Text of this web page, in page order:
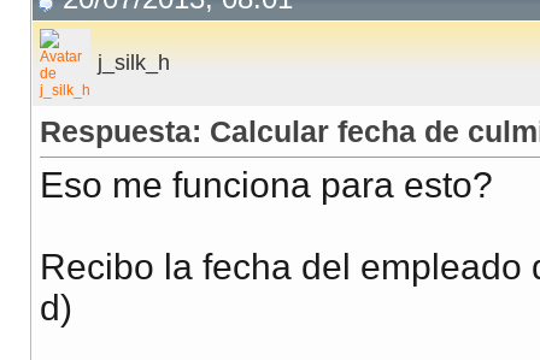
j_silk_h
Respuesta: Calcular fecha de
Eso me funciona para esto?
Recibo la fecha del empleado
d)